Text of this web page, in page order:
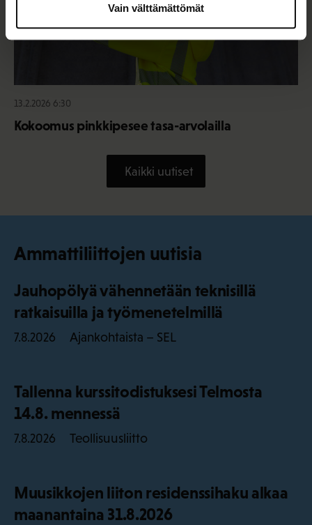
Vain välttämättömät
13.2.2026 6:30
Kokoomus pinkkipesee tasa-arvolailla
Kaikki uutiset
Ammattiliittojen uutisia
Jauhopölyä vähennetään teknisillä
ratkaisuilla ja työmenetelmillä
7.8.2026 Ajankohtaista – SEL
Tallenna kurssitodistuksesi Telmosta
14.8. mennessä
7.8.2026 Teollisuusliitto
Muusikkojen liiton residenssihaku alkaa
maanantaina 31.8.2026